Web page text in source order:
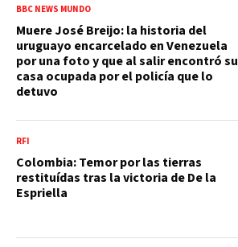
BBC NEWS MUNDO
Muere José Breijo: la historia del
uruguayo encarcelado en Venezuela
por una foto y que al salir encontró su
casa ocupada por el policía que lo
detuvo
RFI
Colombia: Temor por las tierras
restituídas tras la victoria de De la
Espriella